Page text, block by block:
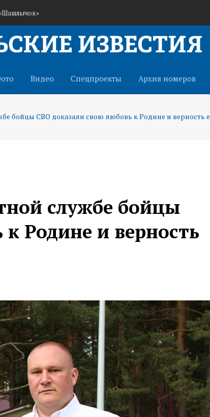
о беспилотниках
Видео Спецпроекты Архив номеров
бойцы СВО доказали свою любовь к Родине и верность
службе бойцы
Родине и верность